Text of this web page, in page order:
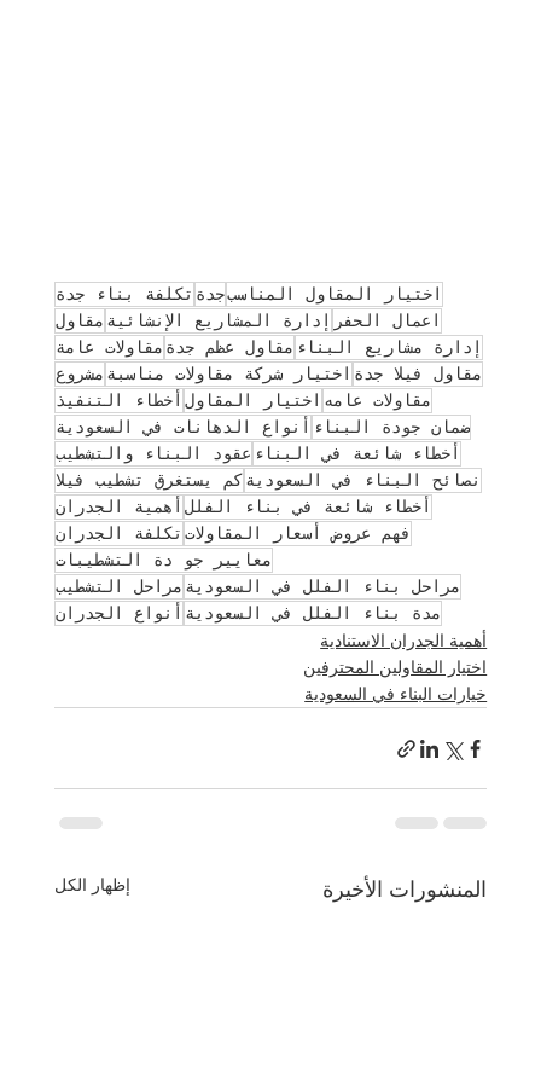
اختيار المقاول المناسبجدة تكلفة بناء جدة
اعمال الحفر
إدارة المشاريع الإنشائية مقاول
إدارة مشاريع البناء مقاول عظم جدة مقاولات عامة
مقاول فيلا جدة اختيار شركة مقاولات مناسبة مشروع
مقاولات عامه اختيار المقاول أخطاء التنفيذ
ضمان جودة البناء أنواع الدهانات في السعودية
أخطاء شائعة في البناء عقود البناء والتشطيب
نصائح البناء في السعودية كم يستغرق تشطيب فيلا
أخطاء شائعة في بناء الفلل أهمية الجدران
فهم عروض أسعار المقاولات تكلفة الجدران
معايير جو دة التشطيبات
مراحل بناء الفلل في السعودية مراحل التشطيب
مدة بناء الفلل في السعودية أنواع الجدران
أهمية الجدران الاستنادية
اختيار المقاولين المحترفين
خيارات البناء في السعودية
المنشورات الأخيرة إظهار الكل